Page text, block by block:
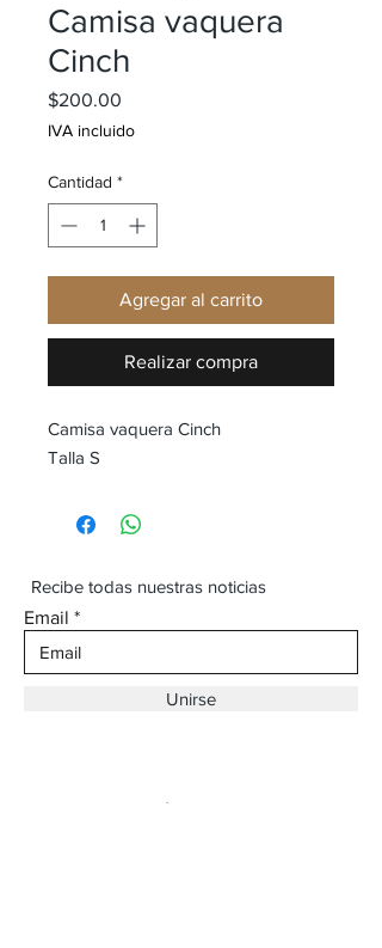
Camisa vaquera
Cinch
$200.00
IVA incluido
Cantidad *
Agregar al carrito
Realizar compra
Camisa vaquera Cinch
Talla S
Recibe todas nuestras noticias
Email
Unirse
Dirección: